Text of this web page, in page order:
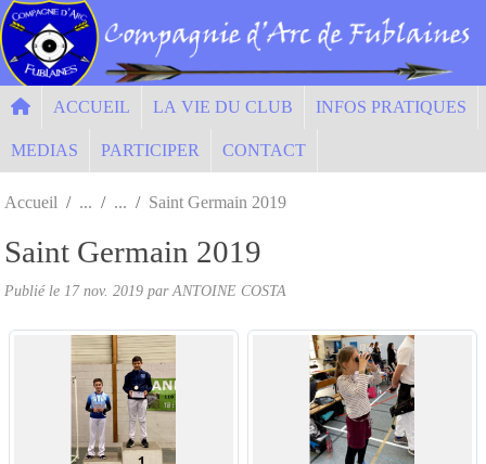
ACCUEIL LA VIE DU CLUB INFOS PRATIQUES
MEDIAS PARTICIPER CONTACT
Accueil Saint Germain 2019
Saint Germain 2019
Publié le 17 nov. 2019 par ANTOINE COSTA
Panneau de gestion des cookies